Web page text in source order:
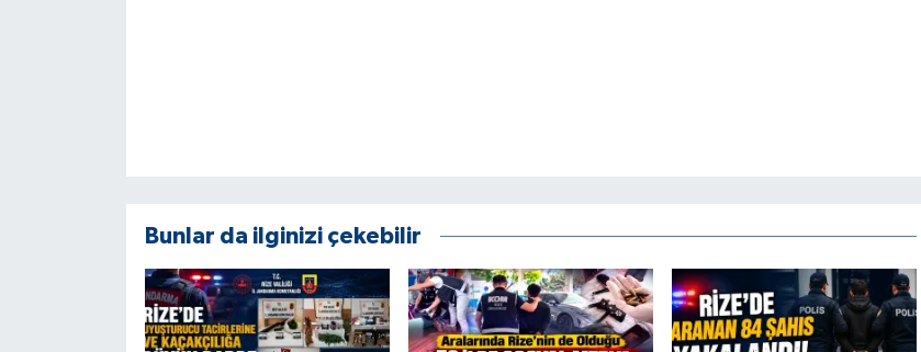
Bunlar da ilginizi çekebilir